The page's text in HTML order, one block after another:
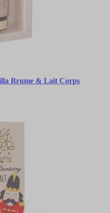
Brume & Lait Corps